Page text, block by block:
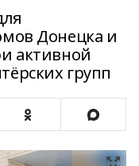
Донецка и
активной
групп